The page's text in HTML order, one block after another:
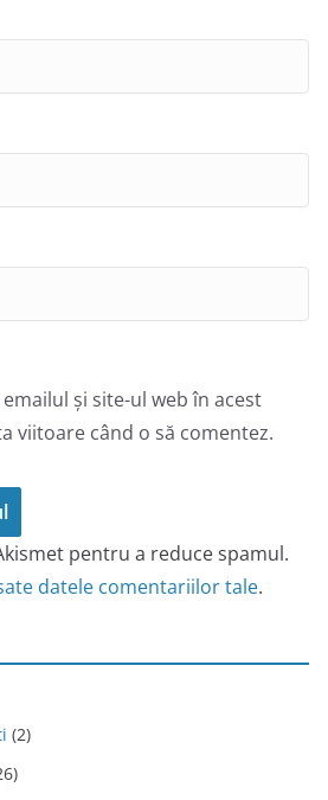
și site-ul web în acest
viitoare când o să comentez.
pentru a reduce spamul.
datele comentariilor tale.
(2)